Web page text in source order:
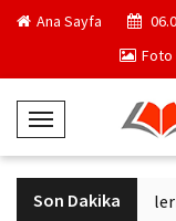
Ana Sayfa
Foto
T
o
g
g
Son Dakika
Ankara